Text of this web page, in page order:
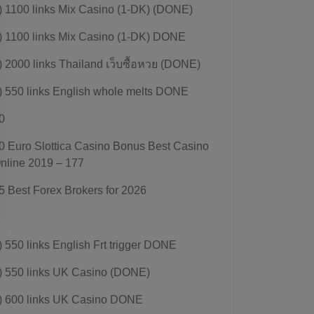
1100 links Mix Casino (1-DK) (DONE)
1100 links Mix Casino (1-DK) DONE
2000 links Thailand เว็บซื้อหวย (DONE)
550 links English whole melts DONE
Euro Slottica Casino Bonus Best Casino
2019 – 177
Best Forex Brokers for 2026
550 links English Frt trigger DONE
550 links UK Casino (DONE)
600 links UK Casino DONE